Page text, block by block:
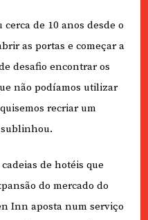
de 10 anos desde o
as portas e começar a
desafio encontrar os
não podíamos utilizar
recriar um
de hotéis que
do mercado do
Inn aposta num serviço